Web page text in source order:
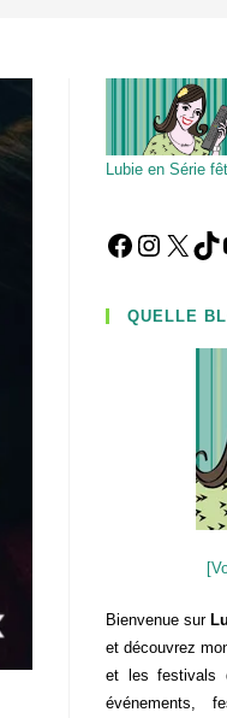
Lubie en Série
Facebook
Instagram
X
QUELLE
Bienvenue sur
et découvrez
et les festivals
événements,